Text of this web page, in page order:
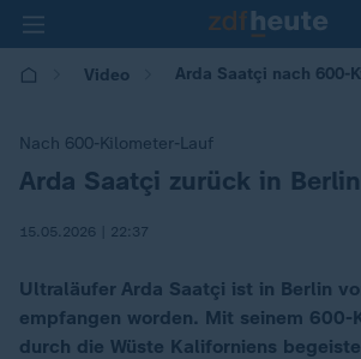
Video Arda Saatçi nach 600-
Nach 600-Kilometer-Lauf
:
Arda Saatçi zurück in Berlin
15.05.2026 | 22:37
Ultraläufer Arda Saatçi ist in Berlin
empfangen worden. Mit seinem 600-
durch die Wüste Kaliforniens